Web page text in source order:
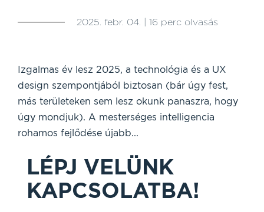
2025. febr. 04. | 16 perc olvasás
Izgalmas év lesz 2025, a technológia és a UX
design szempontjából biztosan (bár úgy fest,
más területeken sem lesz okunk panaszra, hogy
úgy mondjuk). A mesterséges intelligencia
rohamos fejlődése újabb...
LÉPJ VELÜNK
KAPCSOLATBA!